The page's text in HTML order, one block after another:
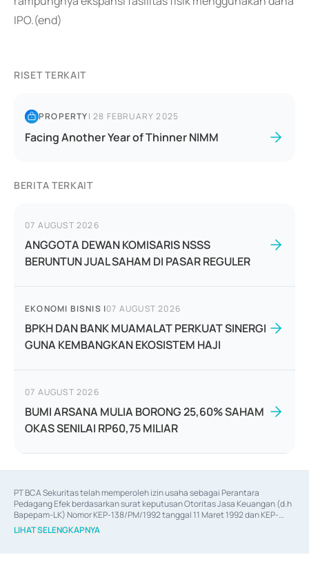
IPO.(end)
RISET TERKAIT
PROPERTY|28 FEBRUARY 2025
Facing Another Year of Thinner NIMM
BERITA TERKAIT
07 AUGUST 2026
ANGGOTA DEWAN KOMISARIS NSSS
BERUNTUN JUAL SAHAM DI PASAR REGULER
EKONOMI BISNIS |07 AUGUST 2026
BPKH DAN BANK MUAMALAT PERKUAT SINERGI
GUNA KEMBANGKAN EKOSISTEM HAJI
07 AUGUST 2026
BUMI ARSANA MULIA BORONG 25,60% SAHAM
OKAS SENILAI RP60,75 MILIAR
PT BCA Sekuritas telah memperoleh izin usaha sebagai Perantara
Pedagang Efek berdasarkan surat keputusan Otoritas Jasa Keuangan (d.h
Bapepam-LK) Nomor KEP-138/PM/1992 tanggal 11 Maret 1992 dan KEP-
06/D.04/2014 tanggal 28 Februari 2014, izin usaha sebagai Penjamin Emisi
Efek berdasarkan surat keputusan Otoritas Jasa Keuangan Nomor KEP-
LIHAT SELENGKAPNYA